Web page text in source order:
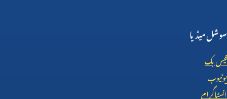
سوشل میڈیا
فیس بک
یوٹیوب
انسٹاگرام